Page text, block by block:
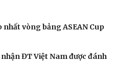
vòng bảng ASEAN Cup
ĐT Việt Nam được đánh